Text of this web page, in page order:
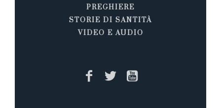
PREGHIERE
STORIE DI SANTITÀ
VIDEO E AUDIO